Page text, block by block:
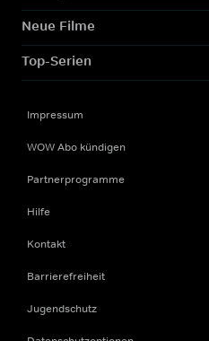
Neue Filme
Top-Serien
Impressum
WOW Abo kündigen
Partnerprogramme
Hilfe
Kontakt
Barrierefreiheit
Jugendschutz